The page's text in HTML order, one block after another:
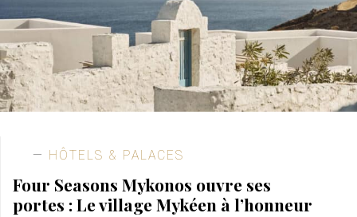
HÔTELS & PALACES
Four Seasons Mykonos ouvre ses
portes : Le village Mykéen à l’honneur